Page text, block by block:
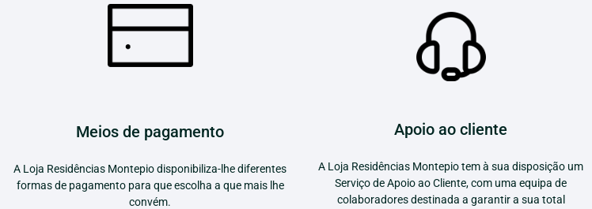
Meios de pagamento
A Loja Residências Montepio disponibiliza-lhe diferentes
formas de pagamento para que escolha a que mais lhe
convém.
Apoio ao cliente
A Loja Residências Montepio tem à sua disposição um
Serviço de Apoio ao Cliente, com uma equipa de
colaboradores destinada a garantir a sua total